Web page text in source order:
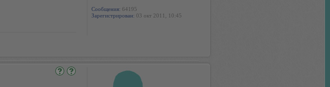
Сообщения: 64195
Зарегистрирован: 03 окт 2011, 10:45